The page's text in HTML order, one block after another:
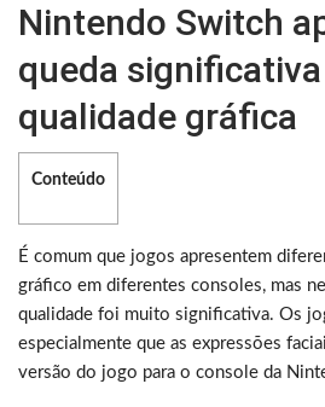
Nintendo Switch
queda
qualidade gráfica
Conteúdo
É comum que jogos apresentem
gráfico em diferentes consoles, mas
qualidade foi muito significativa. Os
especialmente que as expressões
versão do jogo para o console da